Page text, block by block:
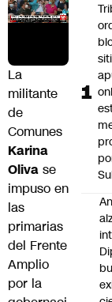
La
militante
de
Comunes
Karina
Oliva se
impuso en
las
primarias
del Frente
Amplio
por la